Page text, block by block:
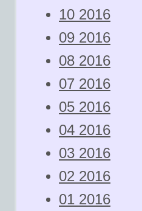
10 2016
09 2016
08 2016
07 2016
05 2016
04 2016
03 2016
02 2016
01 2016